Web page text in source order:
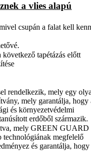
a vlies alapú
csupán a falat kell
következő tapétázás előtt
rendelkezik, mely egy
mely garantálja, hogy
és környezetvédelmi
erdőből származik.
mely GREEN GUARD
technológiának megfelelő
és garantálja, hogy